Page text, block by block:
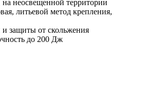
неосвещенной территории
литьевой метод крепления,
и защиты от скольжения
до 200 Дж